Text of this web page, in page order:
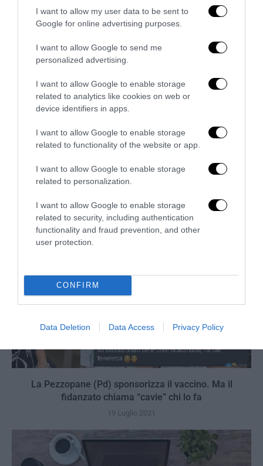
I want to allow my user data to be sent to
Google for online advertising purposes.
I want to allow Google to send me
personalized advertising.
I want to allow Google to enable storage
related to analytics like cookies on web or
device identifiers in apps.
I want to allow Google to enable storage
related to functionality of the website or app.
I want to allow Google to enable storage
related to personalization.
I want to allow Google to enable storage
related to security, including authentication
functionality and fraud prevention, and other
user protection.
CONFIRM
Data Deletion Data Access Privacy Policy
Afghanistan, lo studente britannico in “vacanza” torna a
casa: “Grazie all’esercito”
La Pezzopane (Pd) sponsorizza il vaccino. Ma il
fidanzato chiama “cavie” chi lo fa
19 Luglio 2021